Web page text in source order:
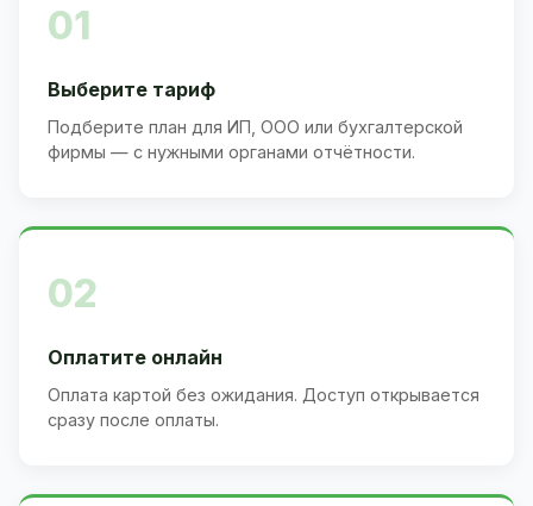
01
Выберите тариф
Подберите план для ИП, ООО или бухгалтерской
фирмы — с нужными органами отчётности.
02
Оплатите онлайн
Оплата картой без ожидания. Доступ открывается
сразу после оплаты.